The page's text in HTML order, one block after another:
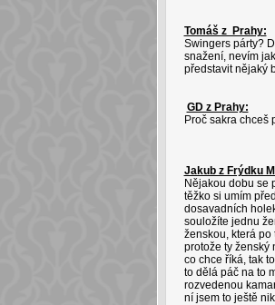
Tomáš z Prahy:
Swingers párty?
snažení, nevím
představit nějaký
GD z Prahy:
Proč sakra chceš
Jakub z Frýdku
Nějakou dobu se
těžko si umím
dosavadních
souložíte jednu
ženskou, která po
protože ty ženský
co chce říká, tak
to dělá páč na to
rozvedenou
ní jsem to ještě